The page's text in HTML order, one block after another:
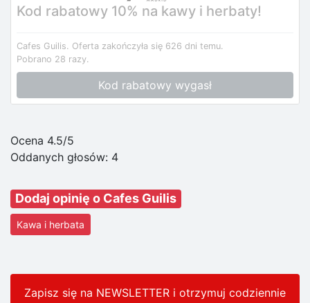
Kod rabatowy 10% na kawy i herbaty!
Cafes Guilis. Oferta zakończyła się 626 dni temu.
Pobrano 28 razy.
Kod rabatowy wygasł
Ocena 4.5/5
Oddanych głosów: 4
Dodaj opinię o Cafes Guilis
Kawa i herbata
Zapisz się na NEWSLETTER i otrzymuj codziennie